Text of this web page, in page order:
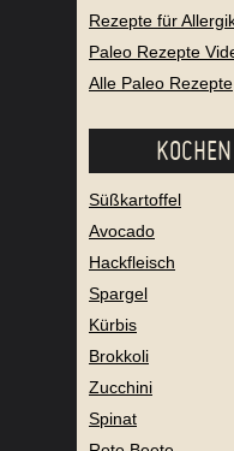
Rezepte für
Paleo Rezepte
Alle Paleo Rezepte
Süßkartoffel
Avocado
Hackfleisch
Spargel
Kürbis
Brokkoli
Zucchini
Spinat